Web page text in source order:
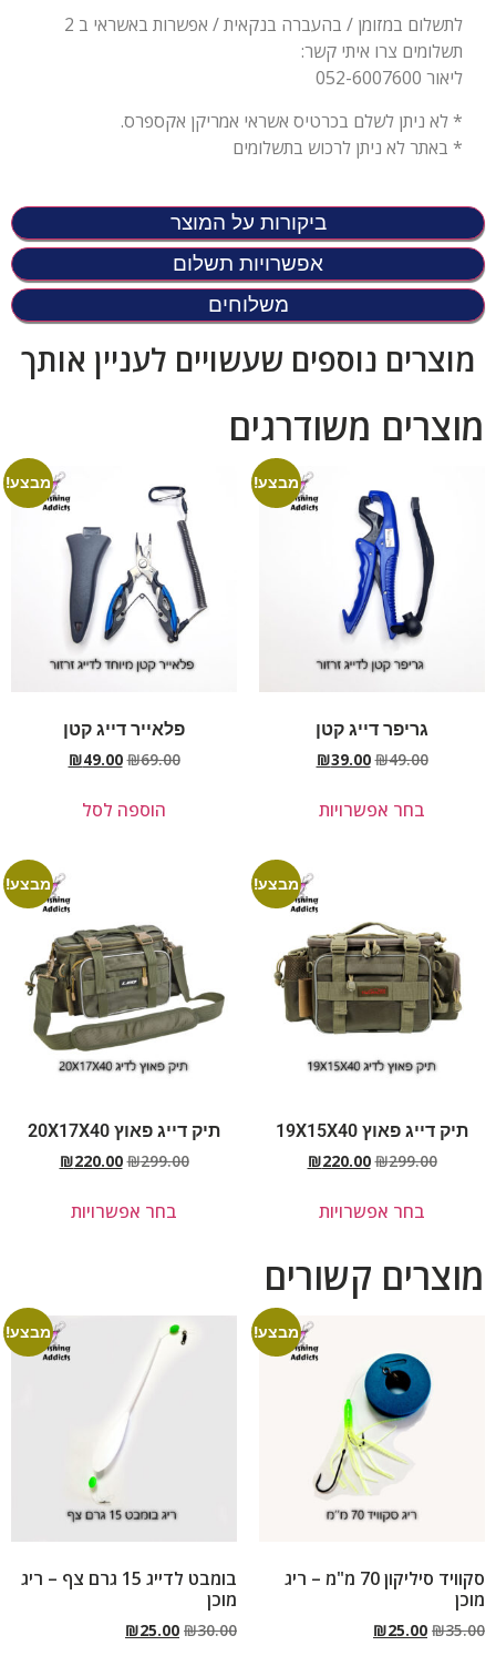
ביקורות על המוצר
אפשרויות תשלום
משלוחים
לתשלום במזומן / בהעברה בנקאית / אפשרות באשראי ב 2
תשלומים צרו איתי קשר:
ליאור 052-6007600
* לא ניתן לשלם בכרטיס אשראי אמריקן אקספרס.
* באתר לא ניתן לרכוש בתשלומים
מוצרים נוספים שעשויים לעניין אותך
מוצרים משודרגים
מבצע!
גריפר דייג קטן
₪49.00
₪39.00
בחר אפשרויות
מבצע!
פלאייר דייג קטן
₪69.00
₪49.00
הוספה לסל
מבצע!
תיק דייג פאוץ 19X15X40
₪299.00
₪220.00
בחר אפשרויות
מבצע!
תיק דייג פאוץ 20X17X40
₪299.00
₪220.00
בחר אפשרויות
מוצרים קשורים
מבצע!
סקוויד סיליקון 70 מ"מ – ריג
מוכן
₪35.00
₪25.00
מבצע!
בומבט לדייג 15 גרם צף – ריג
מוכן
₪30.00
₪25.00